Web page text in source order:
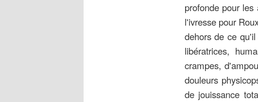
profonde pour
l'ivresse pour
dehors de ce
libératrices,
crampes,
douleurs
de jouissance